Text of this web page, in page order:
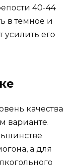
40-44
в темное и
усилить его
качества
варианте.
а для